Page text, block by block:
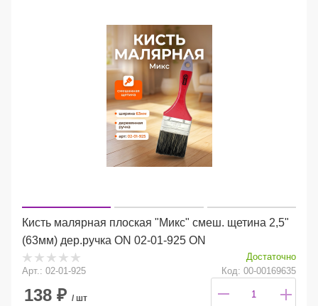
Кисть малярная плоская "Микс" смеш. щетина 2,5"
(63мм) дер.ручка ON 02-01-925 ON
Достаточно
Арт.: 02-01-925
Код: 00-00169635
138 ₽ / шт